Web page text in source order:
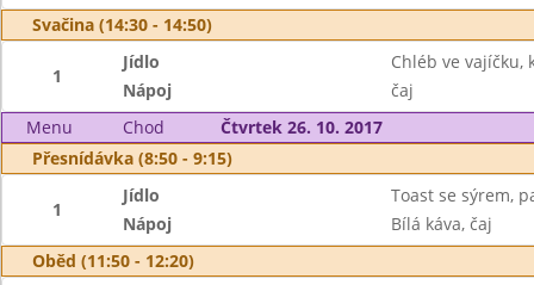
Svačina (14:30 - 14:50)
1
Jídlo
Chléb ve vajíčku,
Nápoj
čaj
Menu
Chod
Čtvrtek 26. 10. 2017
Přesnídávka (8:50 - 9:15)
1
Jídlo
Toast se sýrem,
Nápoj
Bílá káva, čaj
Oběd (11:50 - 12:20)